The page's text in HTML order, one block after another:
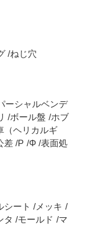
ねじ穴
ーシャルベンデ
ボール盤 ホブ
（ヘリカルギ
差 P Φ 表面処
シート
メッキ
タ モールド
マ